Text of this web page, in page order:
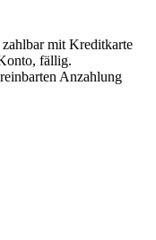
zahlbar mit Kreditkarte
fällig.
Anzahlung